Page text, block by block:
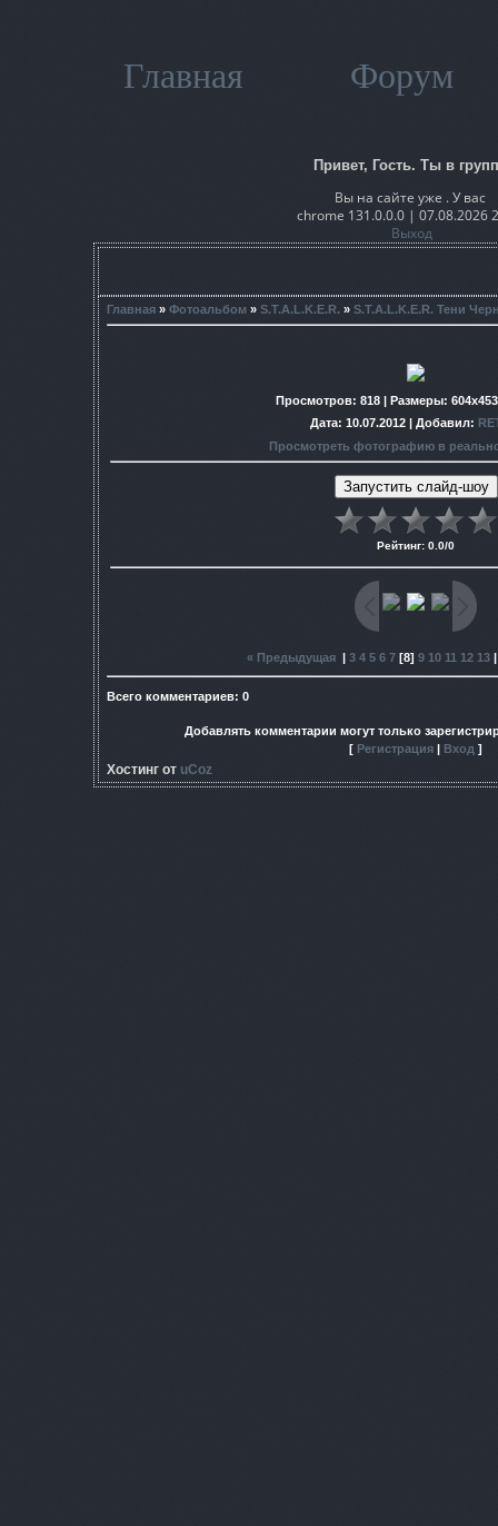
Главная Форум
Привет, Гость. Ты в
Вы на сайте уже . У вас
chrome 131.0.0.0 | 07.08.2026
Выход
Главная » Фотоальбом » S.T.A.L.K.E.R. » S.T.A.L.K.E.R. Тени
Просмотров: 818 | Размеры:
Дата: 10.07.2012 | Добавил:
Просмотреть фотографию в
Рейтинг: 0.0/0
« Предыдущая | 3 4 5 6 7 [8] 9 10 11 12 13
Всего комментариев: 0
Добавлять комментарии могут только
[ Регистрация Вход ]
Хостинг от uCoz